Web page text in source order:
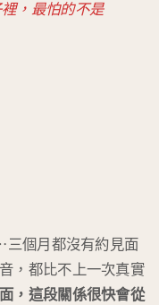
，最怕的不是
個月都沒有約見面
，都比不上一次真實
，這段關係很快會從